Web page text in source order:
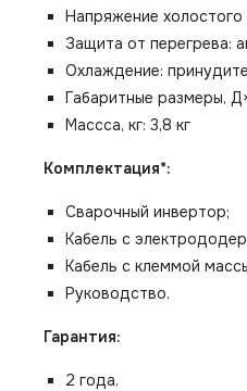
Напряжение холостого
Защита от перегрева:
Охлаждение:
Габаритные размеры,
Массса, кг: 3,8 кг
Комплектация*:
Сварочный инвертор;
Кабель с
Кабель с клеммой
Руководство.
Гарантия:
2 года.